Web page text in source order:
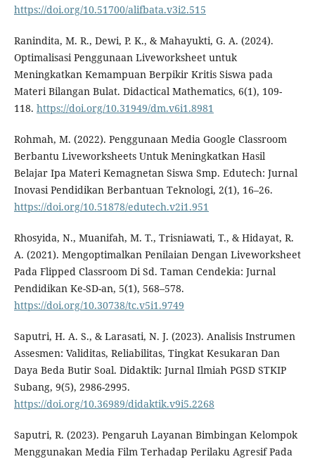
https://doi.org/10.51700/alifbata.v3i2.515
Ranindita, M. R., Dewi, P. K., & Mahayukti, G. A. (2024).
Optimalisasi Penggunaan Liveworksheet untuk
Meningkatkan Kemampuan Berpikir Kritis Siswa pada
Materi Bilangan Bulat. Didactical Mathematics, 6(1), 109-
118. https://doi.org/10.31949/dm.v6i1.8981
Rohmah, M. (2022). Penggunaan Media Google Classroom
Berbantu Liveworksheets Untuk Meningkatkan Hasil
Belajar Ipa Materi Kemagnetan Siswa Smp. Edutech: Jurnal
Inovasi Pendidikan Berbantuan Teknologi, 2(1), 16–26.
https://doi.org/10.51878/edutech.v2i1.951
Rhosyida, N., Muanifah, M. T., Trisniawati, T., & Hidayat, R.
A. (2021). Mengoptimalkan Penilaian Dengan Liveworksheet
Pada Flipped Classroom Di Sd. Taman Cendekia: Jurnal
Pendidikan Ke-SD-an, 5(1), 568–578.
https://doi.org/10.30738/tc.v5i1.9749
Saputri, H. A. S., & Larasati, N. J. (2023). Analisis Instrumen
Assesmen: Validitas, Reliabilitas, Tingkat Kesukaran Dan
Daya Beda Butir Soal. Didaktik: Jurnal Ilmiah PGSD STKIP
Subang, 9(5), 2986-2995.
https://doi.org/10.36989/didaktik.v9i5.2268
Saputri, R. (2023). Pengaruh Layanan Bimbingan Kelompok
Menggunakan Media Film Terhadap Perilaku Agresif Pada